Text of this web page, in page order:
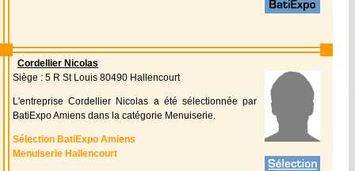
Cordellier Nicolas
Siège : 5 R St Louis 80490 Hallencourt
L'entreprise Cordellier Nicolas a été sélectionnée par
BatiExpo Amiens dans la catégorie Menuiserie.
Sélection BatiExpo Amiens
Menuiserie Hallencourt